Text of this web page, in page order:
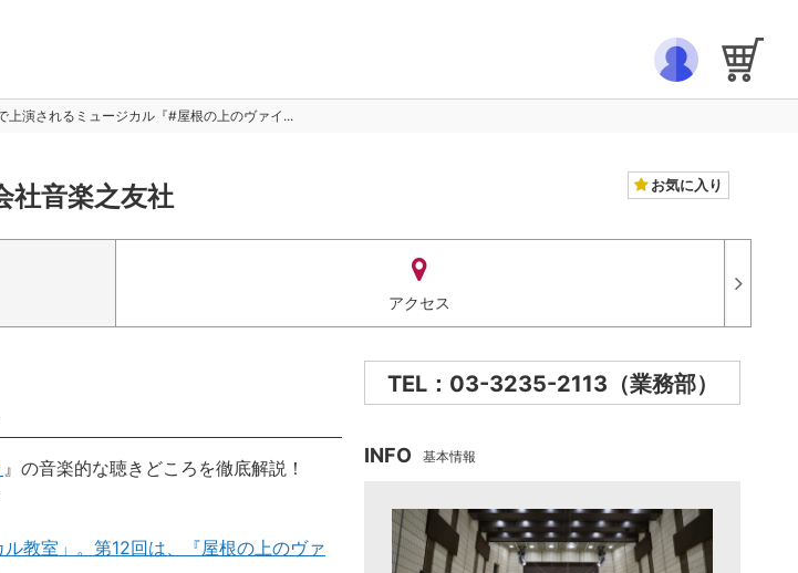
上演されるミュージカル『#屋根の上のヴァイ...
社音楽之友社 お気に入り
アクセス
』の音楽的な聴きどころを徹底解説！
教室」。第12回は、『屋根の上のヴァ
TEL：03-3235-2113（業務部）
INFO 基本情報